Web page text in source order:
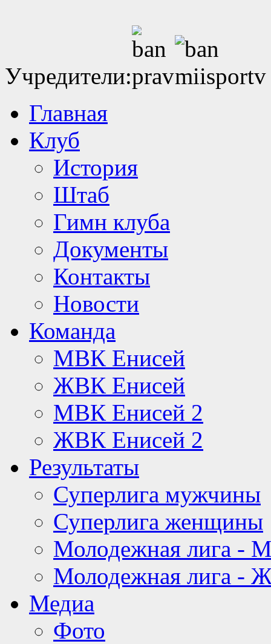
Учредители:
Главная
Клуб
История
Штаб
Гимн клуба
Документы
Контакты
Новости
Команда
МВК Енисей
ЖВК Енисей
МВК Енисей 2
ЖВК Енисей 2
Результаты
Суперлига мужчины
Суперлига женщины
Молодежная лига -
Молодежная лига -
Медиа
Фото